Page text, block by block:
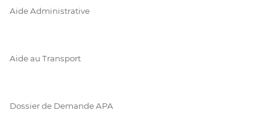
Aide Administrative
Aide au Transport
Dossier de Demande APA